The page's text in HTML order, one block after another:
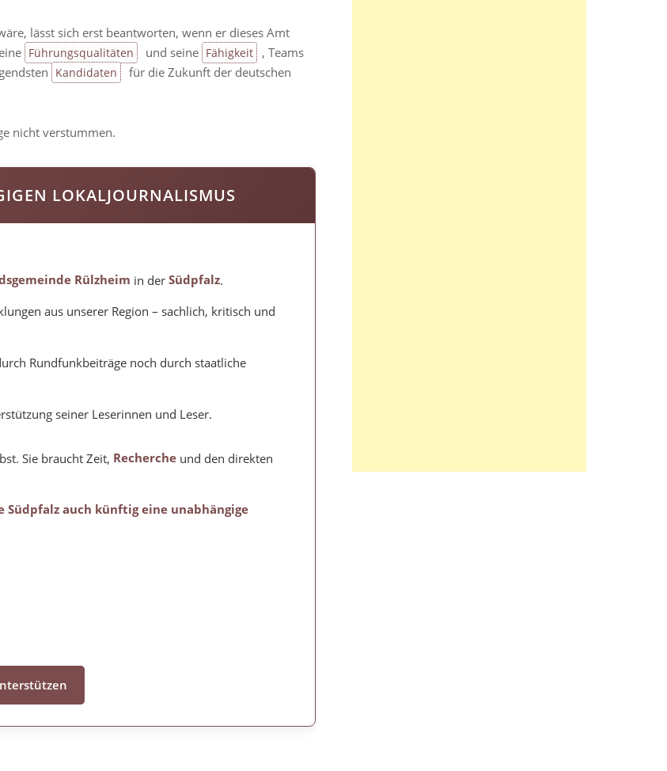
lässt sich erst beantworten, wenn er dieses Amt
Führungsqualitäten und seine Fähigkeit
, Teams
Kandidaten für die Zukunft der deutschen
nicht verstummen.
LOKALJOURNALISMUS
Rülzheim in der Südpfalz.
aus unserer Region – sachlich, kritisch und
Rundfunkbeiträge noch durch staatliche
seiner Leserinnen und Leser.
Sie braucht Zeit, Recherche und den direkten
auch künftig eine unabhängige